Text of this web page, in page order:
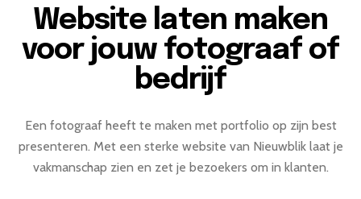
Website laten maken
voor jouw fotograaf of
bedrijf
Een fotograaf heeft te maken met portfolio op zijn best
presenteren. Met een sterke website van Nieuwblik laat je
vakmanschap zien en zet je bezoekers om in klanten.